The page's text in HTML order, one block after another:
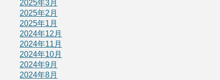
2025年3月
2025年2月
2025年1月
2024年12月
2024年11月
2024年10月
2024年9月
2024年8月